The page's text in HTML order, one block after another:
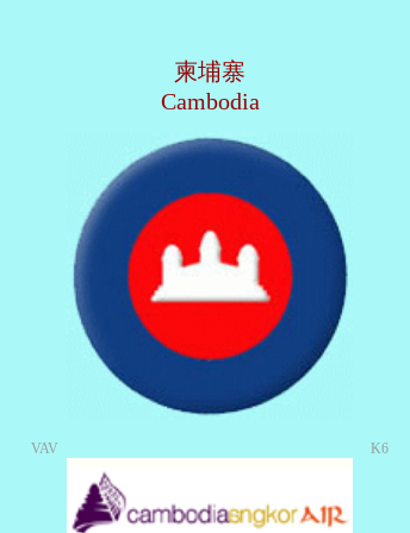
柬埔寨
Cambodia
VAV K6